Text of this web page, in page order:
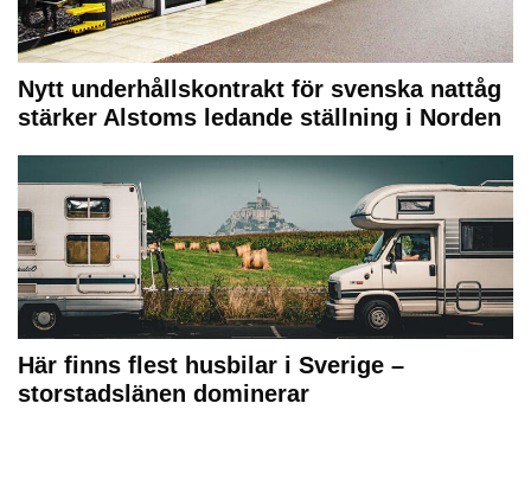
Nytt underhållskontrakt för svenska nattåg
stärker Alstoms ledande ställning i Norden
Här finns flest husbilar i Sverige –
storstadslänen dominerar